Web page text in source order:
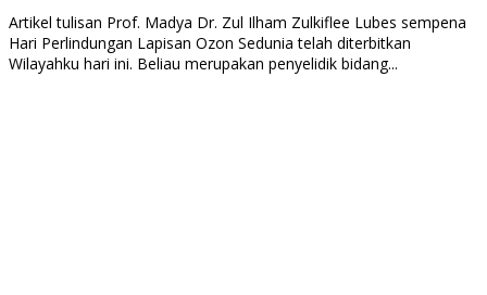
Artikel tulisan Prof. Madya Dr. Zul Ilham Zulkiflee Lubes sempena
Hari Perlindungan Lapisan Ozon Sedunia telah diterbitkan
Wilayahku hari ini. Beliau merupakan penyelidik bidang...